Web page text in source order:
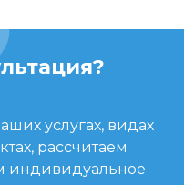
услугах, видах
рассчитаем
индивидуальное